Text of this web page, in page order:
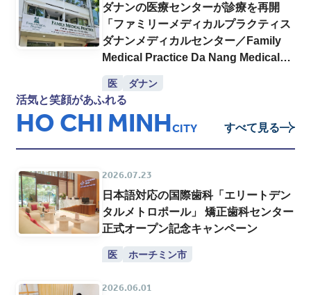
ダナンの医療センターが診療を再開
「ファミリーメディカルプラクティス
ダナンメディカルセンター／Family
Medical Practice Da Nang Medical
Center」
医 ダナン
活気と笑顔があふれる
HO CHI MINHCITY すべて見る
2026.07.23
日本語対応の国際歯科「エリートデン
タルメトロポール」 矯正歯科センター
正式オープン記念キャンペーン
医 ホーチミン市
2026.06.01